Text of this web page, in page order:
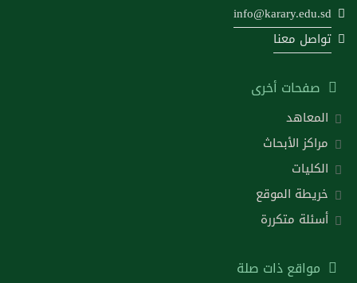
info@karary.edu.sd
تواصل معنا
صفحات أخرى
المعاهد
مراكز الأبحاث
الكليات
خريطة الموقع
أسئلة متكررة
مواقع ذات صلة